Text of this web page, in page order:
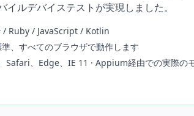
イルデバイステストが実現しました。
/ Ruby / JavaScript / Kotlin
、すべてのブラウザで動作します
Safari、Edge、IE 11 · Appium経由での実際の